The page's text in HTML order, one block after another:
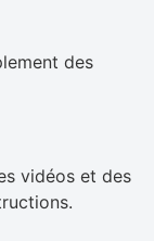
des
vidéos et des